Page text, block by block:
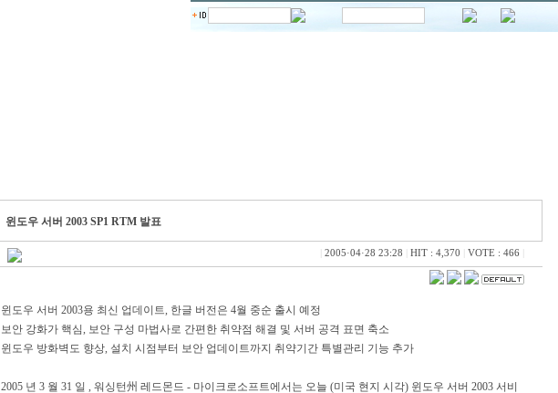
윈도우 서버 2003 SP1 RTM 발표
2005·04·28 23:28 HIT : 4,370 VOTE : 466
윈도우 서버 2003용 최신 업데이트, 한글 버전은 4월 중순 출시 예정
보안 강화가 핵심, 보안 구성 마법사로 간편한 취약점 해결 및 서버 공격 표면 축소
윈도우 방화벽도 향상, 설치 시점부터 보안 업데이트까지 취약기간 특별관리 기능 추가
2005 년 3 월 31 일 , 워싱턴州 레드몬드 - 마이크로소프트에서는 오늘 (미국 현지 시각) 윈도우 서버 2003 서비